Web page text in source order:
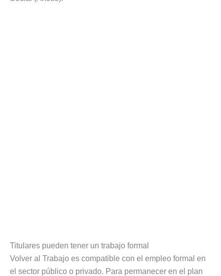
Titulares pueden tener un trabajo formal
Volver al Trabajo es compatible con el empleo formal en
el sector público o privado. Para permanecer en el plan